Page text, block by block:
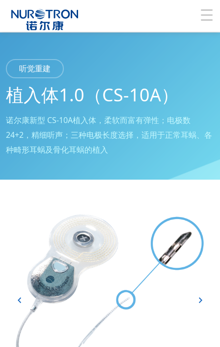
听觉重建
植入体1.0（CS-10A）
诺尔康新型 CS-10A植入体，柔软而富有弹性；电极数
24+2，精细听声；三种电极长度选择，适用于正常耳蜗、各
种畸形耳蜗及骨化耳蜗的植入